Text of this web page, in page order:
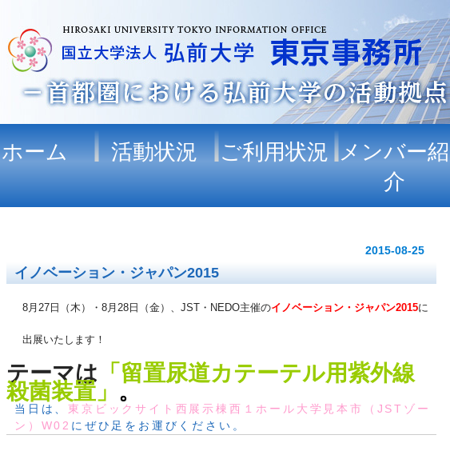
ホーム 活動状況 ご利用状況 メンバー紹
介
2015-08-25
イノベーション・ジャパン2015
8月27日（木）・8月28日（金）、JST・NEDO主催のイノベーション・ジャパン2015に
出展いたします！
テーマは 「留置尿道カテーテル用紫外線
殺菌装置」 。
当日は、東京ビックサイト西展示棟西１ホール大学見本市（JSTゾー
ン）W02 にぜひ足をお運びください。